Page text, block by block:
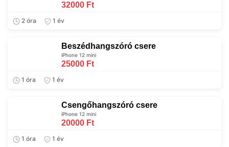
32000 Ft
2 óra 1 év
Beszédhangszóró csere
iPhone 12 mini
25000 Ft
1 óra 1 év
Csengőhangszóró csere
iPhone 12 mini
20000 Ft
1 óra 1 év